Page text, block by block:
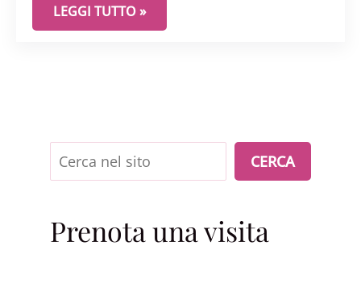
LA VAGINITE DA CANDIDA NON ALBICANS:
LEGGI TUTTO »
Cerca CERCA
Prenota una visita